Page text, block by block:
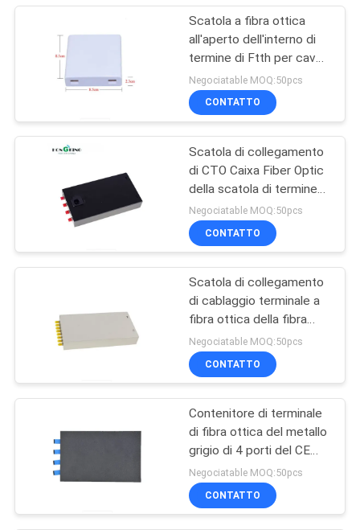
NOKIA GPON ONU
Scatola terminale a
fibra ottica
Separatore a fibra
ottica
20
Scatola a fibra ottica
all'aperto dell'interno di
termine di Ftth per cavo
a fibre ottiche
Negociatable MOQ:50pcs
CONTATTO
Scatola di collegamento
di CTO Caixa Fiber Optic
della scatola di termine
della fibra del porto del
metallo 4 con la treccia
Negociatable MOQ:50pcs
CONTATTO
Scatola di collegamento
di cablaggio terminale a
fibra ottica della fibra
della scatola FTTH dei
porti della st LC 8 dello
Sc FC
Negociatable MOQ:50pcs
CONTATTO
Contenitore di terminale
di fibra ottica del metallo
grigio di 4 porti del CE
15.5*10.3*3.6cm
Negociatable MOQ:50pcs
CONTATTO